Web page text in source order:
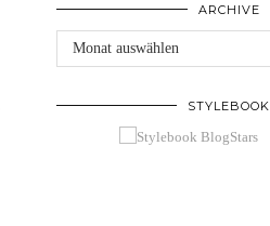
ARCHIVE
Archive
STYLEBOOK